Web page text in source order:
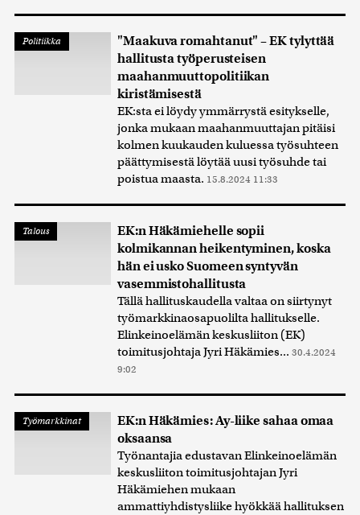
Politiikka
"Maakuva romahtanut" – EK tylyttää
hallitusta työperusteisen
maahanmuuttopolitiikan
kiristämisestä
EK:sta ei löydy ymmärrystä esitykselle,
jonka mukaan maahanmuuttajan pitäisi
kolmen kuukauden kuluessa työsuhteen
päättymisestä löytää uusi työsuhde tai
poistua maasta. 15.8.2024 11:33
Talous
EK:n Häkämiehelle sopii
kolmikannan heikentyminen, koska
hän ei usko Suomeen syntyvän
vasemmistohallitusta
Tällä hallituskaudella valtaa on siirtynyt
työmarkkinaosapuolilta hallitukselle.
Elinkeinoelämän keskusliiton (EK)
toimitusjohtaja Jyri Häkämies... 30.4.2024
9:02
Työmarkkinat
EK:n Häkämies: Ay-liike sahaa omaa
oksaansa
Työnantajia edustavan Elinkeinoelämän
keskusliiton toimitusjohtajan Jyri
Häkämiehen mukaan
ammattiyhdistysliike hyökkää hallituksen